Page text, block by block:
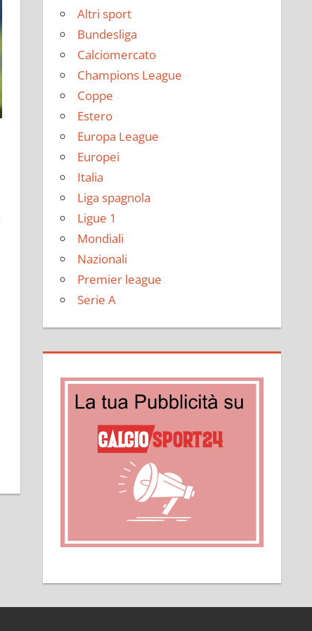
Altri sport
Bundesliga
Calciomercato
Champions League
Coppe
Estero
Europa League
Europei
Italia
Liga spagnola
Ligue 1
Mondiali
Nazionali
Premier league
Serie A